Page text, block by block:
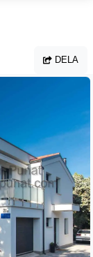
DELA